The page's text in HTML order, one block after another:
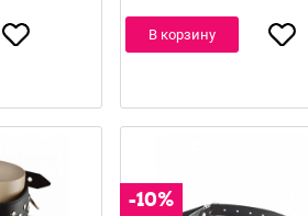
В корзину